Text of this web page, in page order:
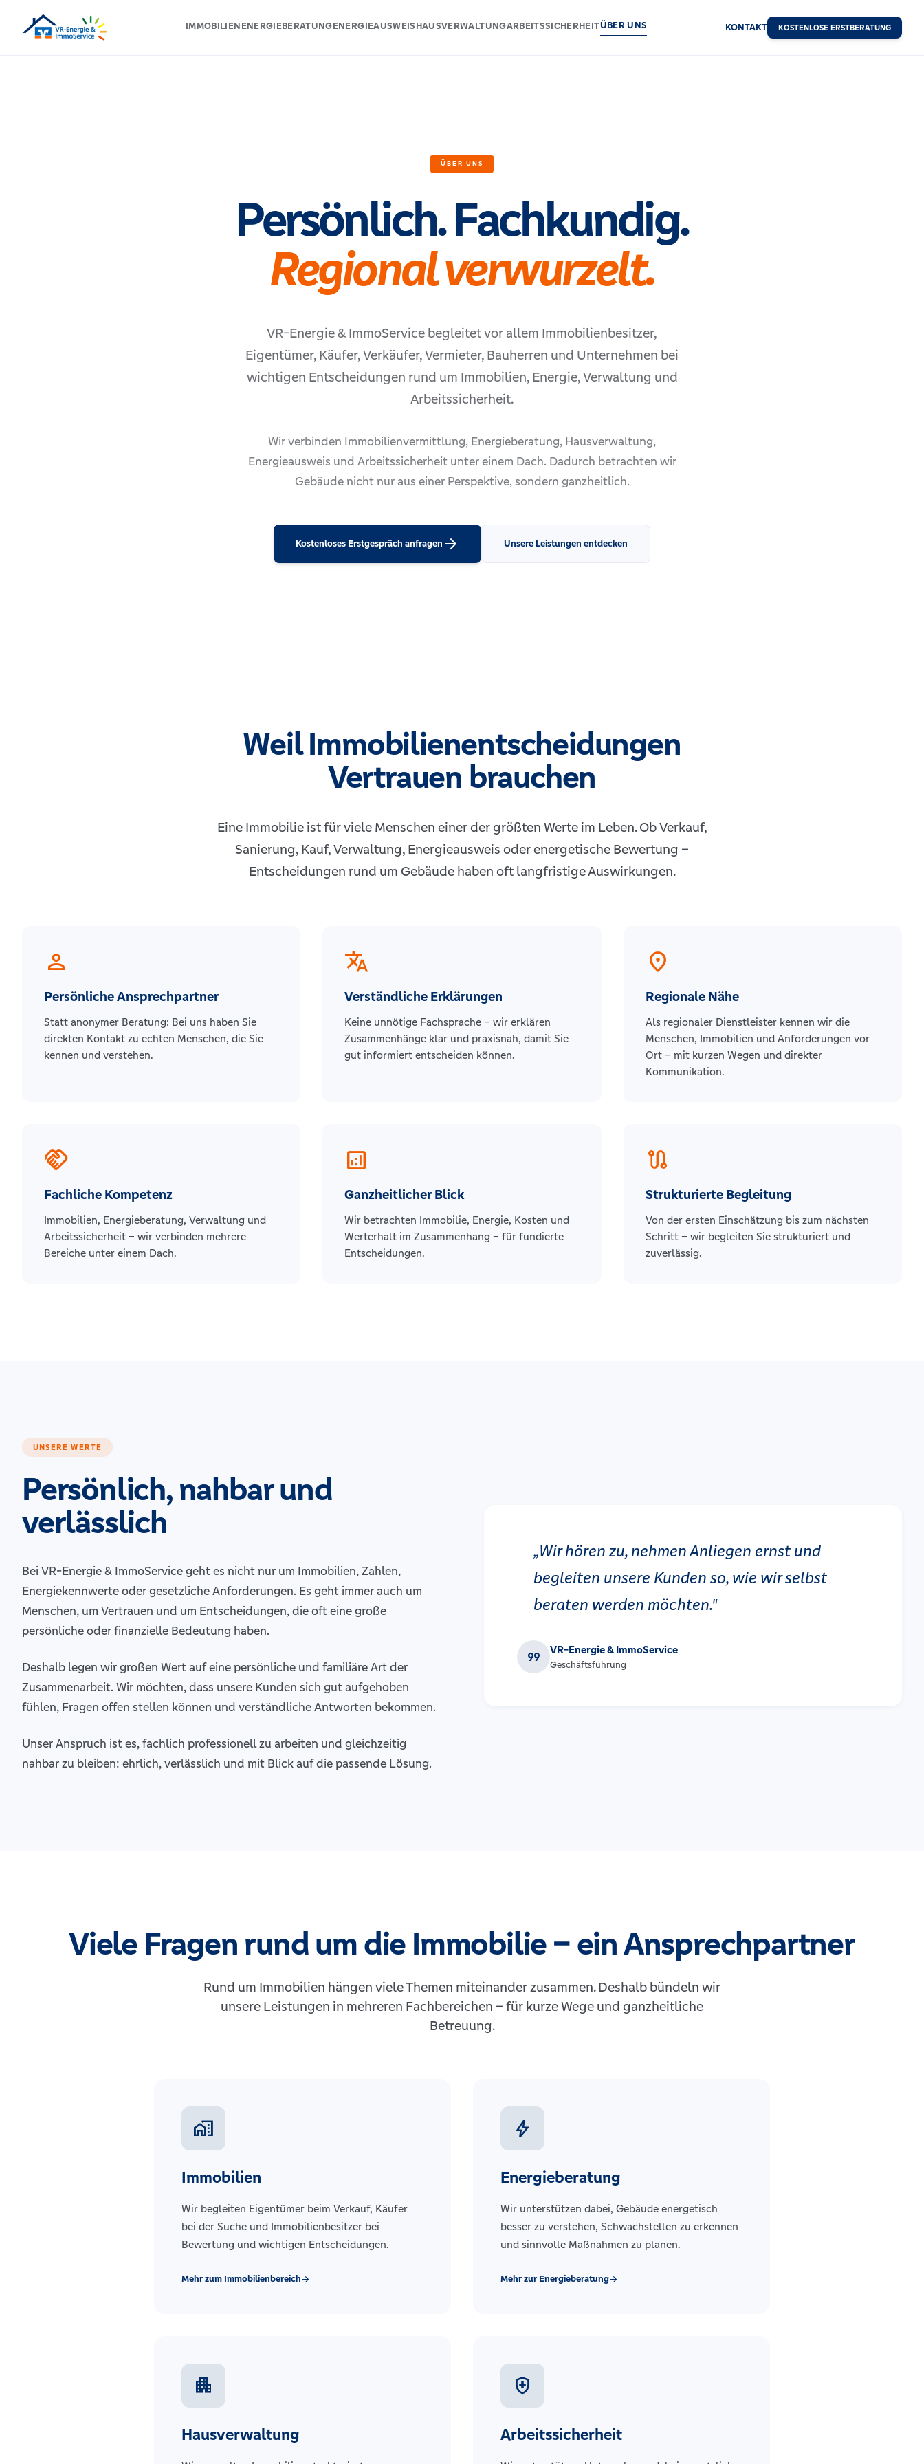
IMMOBILIENENERGIEBERATUNGENERGIEAUSWEISHAUSVERWALTUNGARBEITSSICHERHEITÜBER UNS KONTAKT KOSTENLOSE ERSTBERATUNG
ÜBER UNS
Persönlich. Fachkundig.
Regional verwurzelt.
VR-Energie & ImmoService begleitet vor allem Immobilienbesitzer,
Eigentümer, Käufer, Verkäufer, Vermieter, Bauherren und Unternehmen bei
wichtigen Entscheidungen rund um Immobilien, Energie, Verwaltung und
Arbeitssicherheit.
Wir verbinden Immobilienvermittlung, Energieberatung, Hausverwaltung,
Energieausweis und Arbeitssicherheit unter einem Dach. Dadurch betrachten wir
Gebäude nicht nur aus einer Perspektive, sondern ganzheitlich.
Kostenloses Erstgespräch anfragen arrow_forward Unsere Leistungen entdecken
Weil Immobilienentscheidungen
Vertrauen brauchen
Eine Immobilie ist für viele Menschen einer der größten Werte im Leben. Ob Verkauf,
Sanierung, Kauf, Verwaltung, Energieausweis oder energetische Bewertung –
Entscheidungen rund um Gebäude haben oft langfristige Auswirkungen.
person
Persönliche Ansprechpartner
Statt anonymer Beratung: Bei uns haben Sie
direkten Kontakt zu echten Menschen, die Sie
kennen und verstehen.
translate
Verständliche Erklärungen
Keine unnötige Fachsprache – wir erklären
Zusammenhänge klar und praxisnah, damit Sie
gut informiert entscheiden können.
location_on
Regionale Nähe
Als regionaler Dienstleister kennen wir die
Menschen, Immobilien und Anforderungen vor
Ort – mit kurzen Wegen und direkter
Kommunikation.
handshake
Fachliche Kompetenz
Immobilien, Energieberatung, Verwaltung und
Arbeitssicherheit – wir verbinden mehrere
Bereiche unter einem Dach.
analytics
Ganzheitlicher Blick
Wir betrachten Immobilie, Energie, Kosten und
Werterhalt im Zusammenhang – für fundierte
Entscheidungen.
route
Strukturierte Begleitung
Von der ersten Einschätzung bis zum nächsten
Schritt – wir begleiten Sie strukturiert und
zuverlässig.
UNSERE WERTE
Persönlich, nahbar und
verlässlich
Bei VR-Energie & ImmoService geht es nicht nur um Immobilien, Zahlen,
Energiekennwerte oder gesetzliche Anforderungen. Es geht immer auch um
Menschen, um Vertrauen und um Entscheidungen, die oft eine große
persönliche oder finanzielle Bedeutung haben.
Deshalb legen wir großen Wert auf eine persönliche und familiäre Art der
Zusammenarbeit. Wir möchten, dass unsere Kunden sich gut aufgehoben
fühlen, Fragen offen stellen können und verständliche Antworten bekommen.
Unser Anspruch ist es, fachlich professionell zu arbeiten und gleichzeitig
nahbar zu bleiben: ehrlich, verlässlich und mit Blick auf die passende Lösung.
„Wir hören zu, nehmen Anliegen ernst und
begleiten unsere Kunden so, wie wir selbst
beraten werden möchten."
format_quote VR-Energie & ImmoService
Geschäftsführung
Viele Fragen rund um die Immobilie – ein Ansprechpartner
Rund um Immobilien hängen viele Themen miteinander zusammen. Deshalb bündeln wir
unsere Leistungen in mehreren Fachbereichen – für kurze Wege und ganzheitliche
Betreuung.
home_work
Immobilien
Wir begleiten Eigentümer beim Verkauf, Käufer
bei der Suche und Immobilienbesitzer bei
Bewertung und wichtigen Entscheidungen.
Mehr zum Immobilienbereicharrow_forward
bolt
Energieberatung
Wir unterstützen dabei, Gebäude energetisch
besser zu verstehen, Schwachstellen zu erkennen
und sinnvolle Maßnahmen zu planen.
Mehr zur Energieberatungarrow_forward
apartment
Hausverwaltung
health_and_safety
Arbeitssicherheit